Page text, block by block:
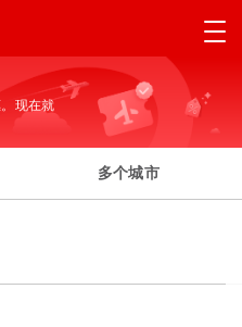
现在就
多个城市